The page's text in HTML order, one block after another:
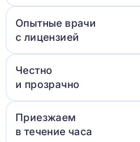
Опытные врачи
с лицензией
Честно
и прозрачно
Приезжаем
в течение часа